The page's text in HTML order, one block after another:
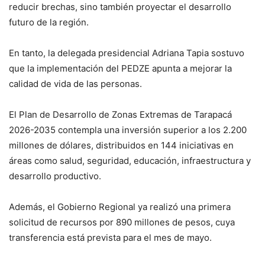
reducir brechas, sino también proyectar el desarrollo
futuro de la región.
En tanto, la delegada presidencial Adriana Tapia sostuvo
que la implementación del PEDZE apunta a mejorar la
calidad de vida de las personas.
El Plan de Desarrollo de Zonas Extremas de Tarapacá
2026-2035 contempla una inversión superior a los 2.200
millones de dólares, distribuidos en 144 iniciativas en
áreas como salud, seguridad, educación, infraestructura y
desarrollo productivo.
Además, el Gobierno Regional ya realizó una primera
solicitud de recursos por 890 millones de pesos, cuya
transferencia está prevista para el mes de mayo.